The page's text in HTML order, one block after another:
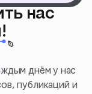
нас
днём у нас
публикаций и